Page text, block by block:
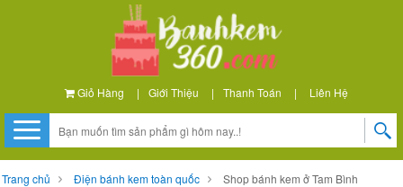
Giỏ Hàng | Giới Thiệu | Thanh Toán | Liên Hệ
Trang chủ Điện bánh kem toàn quốc Shop bánh kem ở Tam Bình